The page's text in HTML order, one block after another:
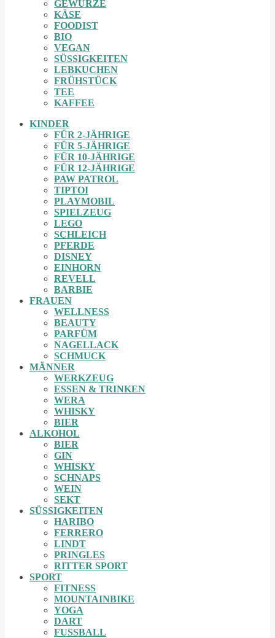
GEWÜRZE
KÄSE
FOODIST
BIO
VEGAN
SÜSSIGKEITEN
LEBKUCHEN
FRÜHSTÜCK
TEE
KAFFEE
KINDER
FÜR 2-JÄHRIGE
FÜR 5-JÄHRIGE
FÜR 10-JÄHRIGE
FÜR 12-JÄHRIGE
PAW PATROL
TIPTOI
PLAYMOBIL
SPIELZEUG
LEGO
SCHLEICH
PFERDE
DISNEY
EINHORN
REVELL
BARBIE
FRAUEN
WELLNESS
BEAUTY
PARFÜM
NAGELLACK
SCHMUCK
MÄNNER
WERKZEUG
ESSEN & TRINKEN
WERA
WHISKY
BIER
ALKOHOL
BIER
GIN
WHISKY
SCHNAPS
WEIN
SEKT
SÜSSIGKEITEN
HARIBO
FERRERO
LINDT
PRINGLES
RITTER SPORT
SPORT
FITNESS
MOUNTAINBIKE
YOGA
DART
FUSSBALL